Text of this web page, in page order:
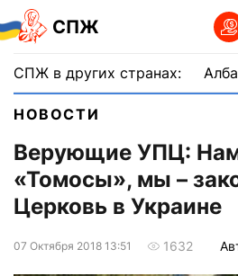
СПЖ
СПЖ в других странах:
НОВОСТИ
Верующие УПЦ:
«Томосы», мы –
Церковь в Украине
07 Октября 2018 13:51 1632